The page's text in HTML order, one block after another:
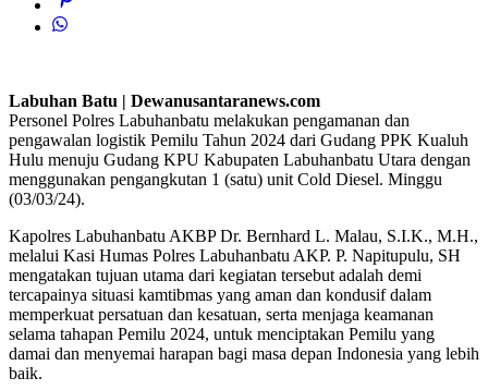
Labuhan Batu | Dewanusantaranews.com
Personel Polres Labuhanbatu melakukan pengamanan dan
pengawalan logistik Pemilu Tahun 2024 dari Gudang PPK Kualuh
Hulu menuju Gudang KPU Kabupaten Labuhanbatu Utara dengan
menggunakan pengangkutan 1 (satu) unit Cold Diesel. Minggu
(03/03/24).
Kapolres Labuhanbatu AKBP Dr. Bernhard L. Malau, S.I.K., M.H.,
melalui Kasi Humas Polres Labuhanbatu AKP. P. Napitupulu, SH
mengatakan tujuan utama dari kegiatan tersebut adalah demi
tercapainya situasi kamtibmas yang aman dan kondusif dalam
memperkuat persatuan dan kesatuan, serta menjaga keamanan
selama tahapan Pemilu 2024, untuk menciptakan Pemilu yang
damai dan menyemai harapan bagi masa depan Indonesia yang lebih
baik.